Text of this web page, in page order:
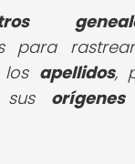
para
apellidos,
sus orígenes